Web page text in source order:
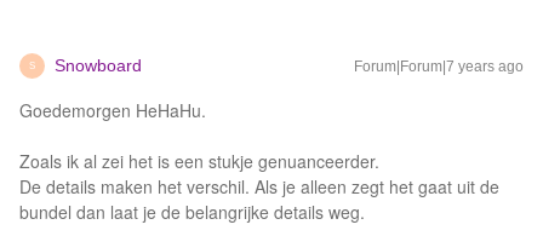
S Snowboard Forum|Forum|7 years ago
Goedemorgen HeHaHu.
Zoals ik al zei het is een stukje genuanceerder.
De details maken het verschil. Als je alleen zegt het gaat uit de
bundel dan laat je de belangrijke details weg.